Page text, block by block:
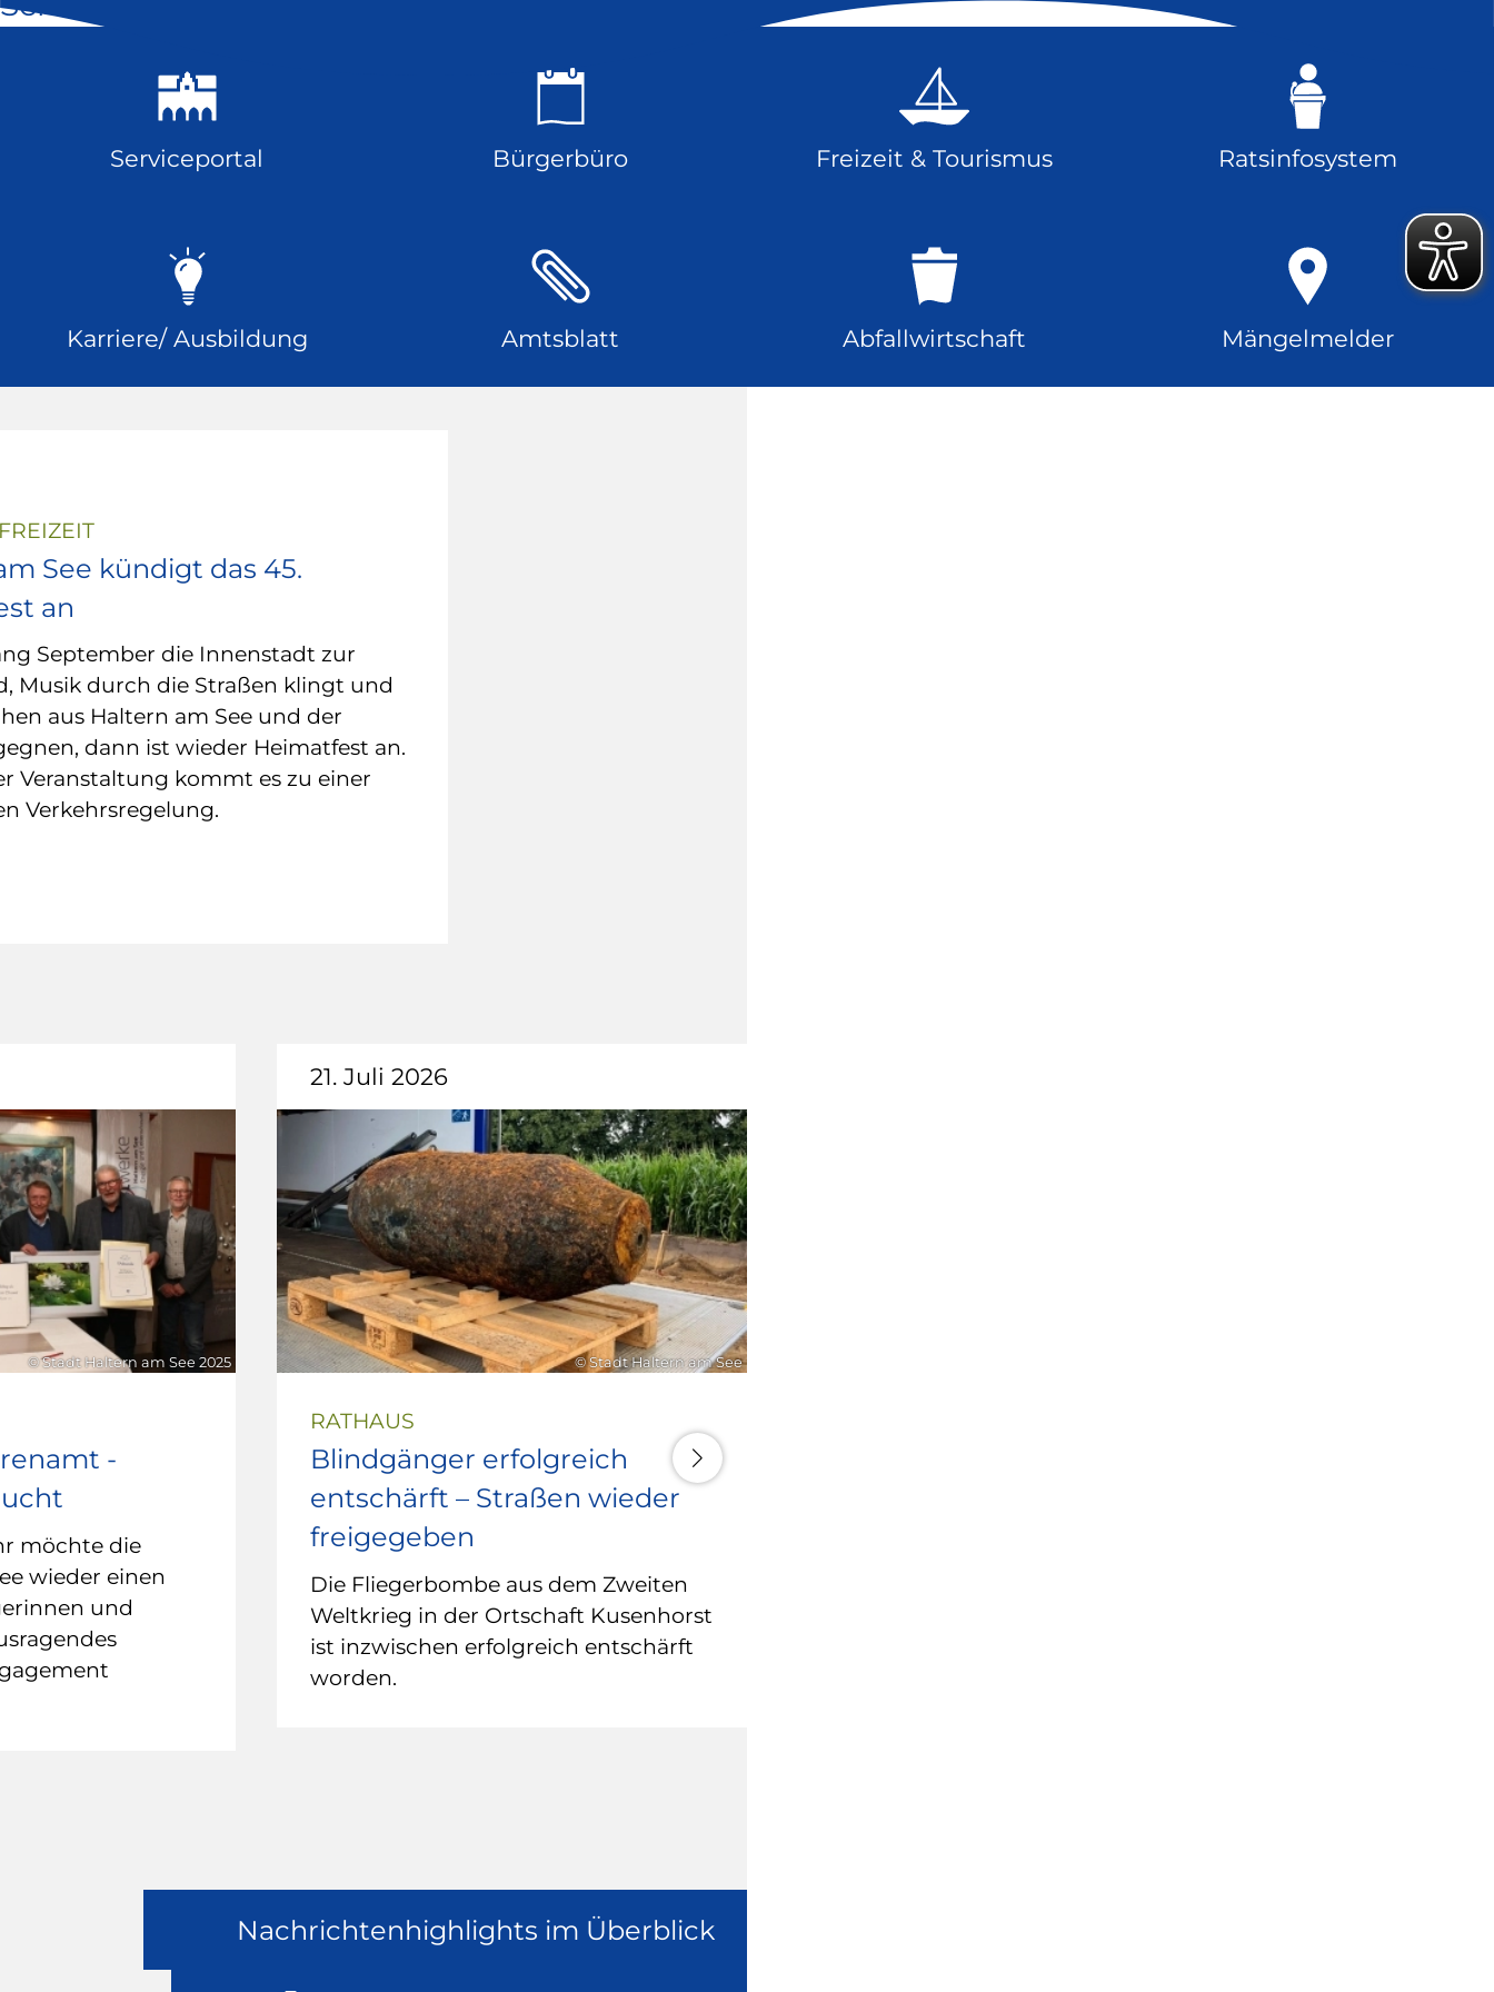
Serviceportal Bürgerbüro Freizeit & Tourismus Ratsinfosystem
Karriere/ Ausbildung Amtsblatt Abfallwirtschaft Mängelmelder
See kündigt das 45.
an
September die Innenstadt zur
Musik durch die Straßen klingt und
aus Haltern am See und der
dann ist wieder Heimatfest an.
Veranstaltung kommt es zu einer
Verkehrsregelung.
© Stadt Haltern am See 2025
-
möchte die
wieder einen
und
21. Juli 2026
© Stadt Haltern am See
RATHAUS
Blindgänger erfolgreich
entschärft – Straßen wieder
freigegeben
Die Fliegerbombe aus dem Zweiten
Weltkrieg in der Ortschaft Kusenhorst
ist inzwischen erfolgreich entschärft
worden.
Nachrichtenhighlights im Überblick